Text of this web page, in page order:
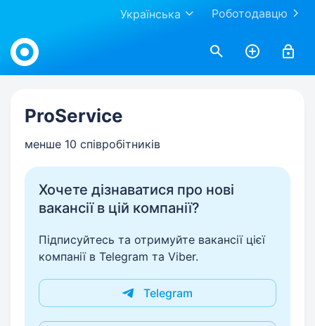
Роботодавцю
Українська
Work.ua
ProService
менше 10 співробітників
Хочете дізнаватися про нові
вакансії в цій компанії?
Підписуйтесь та отримуйте вакансії цієї
компанії в Telegram та Viber.
Telegram